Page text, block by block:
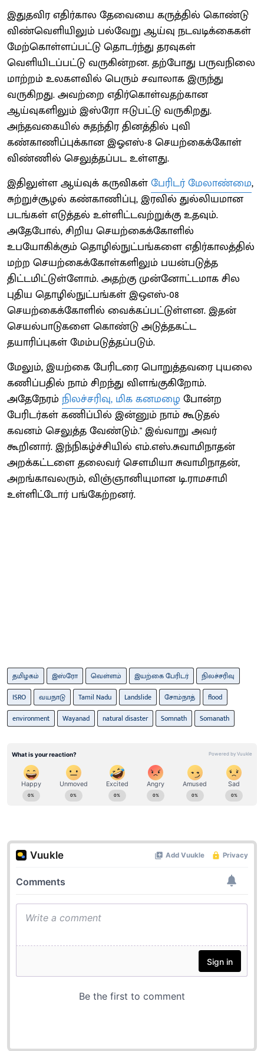
இதுதவிர எதிர்கால தேவையை கருத்தில் கொண்டு
விண்வெளியிலும் பல்வேறு ஆய்வு நடவடிக்கைகள்
மேற்கொள்ளப்பட்டு தொடர்ந்து தரவுகள்
வெளியிடப்பட்டு வருகின்றன. தற்போது பருவநிலை
மாற்றம் உலகளவில் பெரும் சவாலாக இருந்து
வருகிறது. அவற்றை எதிர்கொள்வதற்கான
ஆய்வுகளிலும் இஸ்ரோ ஈடுபட்டு வருகிறது.
அந்தவகையில் சுதந்திர தினத்தில் புவி
கண்காணிப்புக்கான இஓஎஸ்-8 செயற்கைக்கோள்
விண்ணில் செலுத்தப்பட உள்ளது.
இதிலுள்ள ஆய்வுக் கருவிகள்பேரிடர் மேலாண்மை,
சுற்றுச்சூழல் கண்காணிப்பு, இரவில் துல்லியமான
படங்கள் எடுத்தல் உள்ளிட்டவற்றுக்கு உதவும்.
அதேபோல், சிறிய செயற்கைக்கோளில்
உபயோகிக்கும் தொழில்நுட்பங்களை எதிர்காலத்தில்
மற்ற செயற்கைக்கோள்களிலும் பயன்படுத்த
திட்டமிட்டுள்ளோம். அதற்கு முன்னோட்டமாக சில
புதிய தொழில்நுட்பங்கள் இஒஎஸ்-08
செயற்கைக்கோளில் வைக்கப்பட்டுள்ளன. இதன்
செயல்பாடுகளை கொண்டு அடுத்தகட்ட
தயாரிப்புகள் மேம்படுத்தப்படும்.
மேலும், இயற்கை பேரிடரை பொறுத்தவரை புயலை
கணிப்பதில் நாம் சிறந்து விளங்குகிறோம்.
அதேநேரம் நிலச்சரிவு, மிக கனமழை போன்ற
பேரிடர்கள் கணிப்பில் இன்னும் நாம் கூடுதல்
கவனம் செலுத்த வேண்டும்." இவ்வாறு அவர்
கூறினார். இந்நிகழ்ச்சியில் எம்.எஸ்.சுவாமிநாதன்
அறக்கட்டளை தலைவர் சௌமியா சுவாமிநாதன்,
அறங்காவலரும், விஞ்ஞானியுமான டி.ராமசாமி
உள்ளிட்டோர் பங்கேற்றனர்.
தமிழகம் இஸ்ரோ வெள்ளம் இயற்கை பேரிடர்
நிலச்சரிவு
ISRO
வயநாடு Tamil Nadu Landslide சோம்நாத்
flood
environment
Wayanad natural disaster Somnath Somanath